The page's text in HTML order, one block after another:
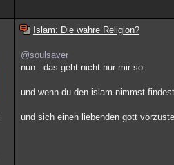
Islam: Die wahre Religion?
@soulsaver
nun - das geht nicht nur mir so
und wenn du den islam nimmst
und sich einen liebenden gott